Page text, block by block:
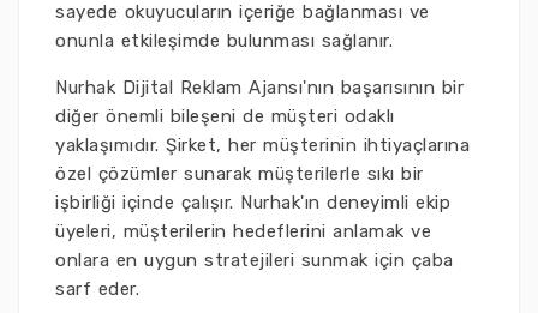
sayede okuyucuların içeriğe bağlanması ve
onunla etkileşimde bulunması sağlanır.
Nurhak Dijital Reklam Ajansı'nın başarısının bir
diğer önemli bileşeni de müşteri odaklı
yaklaşımıdır. Şirket, her müşterinin ihtiyaçlarına
özel çözümler sunarak müşterilerle sıkı bir
işbirliği içinde çalışır. Nurhak'ın deneyimli ekip
üyeleri, müşterilerin hedeflerini anlamak ve
onlara en uygun stratejileri sunmak için çaba
sarf eder.